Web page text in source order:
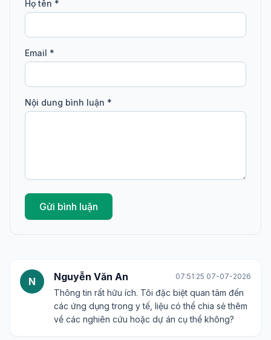
TIN TỨC
Google Gemini Pro: Nâng tầm trải nghiệm sáng
tạo và học tập năm 2026
Họ tên *
Nội dung bình luận *